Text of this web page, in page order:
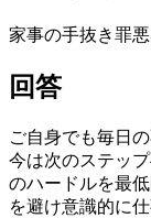
家事の手抜き罪
回答
ご自身でも毎日
今は次のステッ
のハードルを最
を避け意識的に